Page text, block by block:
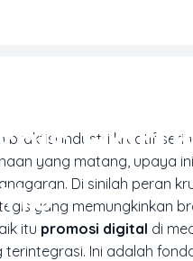
Harus
praktisi industri kreatif
yang matang, upaya
Di sinilah peran
yang memungkinkan
itu promosi digital di
Ini adalah